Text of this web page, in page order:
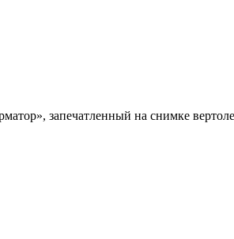
запечатленный на снимке